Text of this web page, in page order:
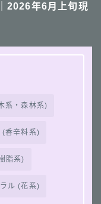
2026年6月上旬現
系・森林系)
(香辛料系)
脂系)
ル (花系)